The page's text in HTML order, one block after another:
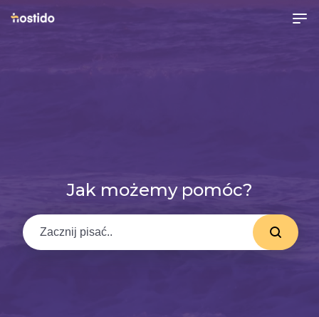
Jak możemy pomóc?